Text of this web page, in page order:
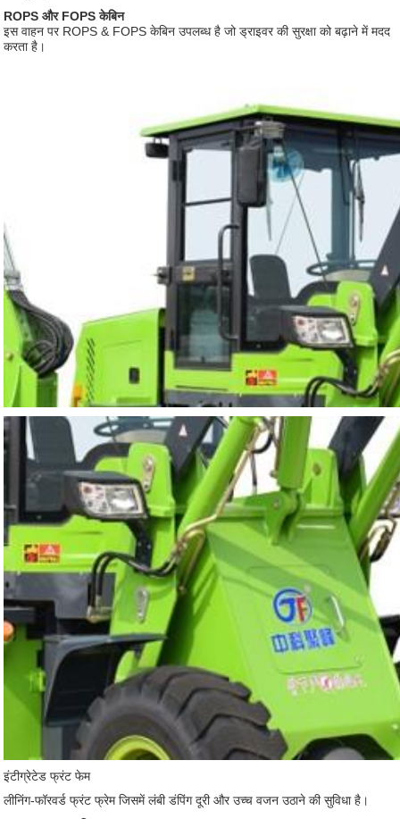
ROPS और FOPS केबिन
इस वाहन पर ROPS & FOPS केबिन उपलब्ध है जो ड्राइवर की सुरक्षा को बढ़ाने में मदद
करता है।
इंटीग्रेटेड फ्रंट फेम
लीनिंग-फॉरवर्ड फ्रंट फ्रेम जिसमें लंबी डंपिंग दूरी और उच्च वजन उठाने की सुविधा है।